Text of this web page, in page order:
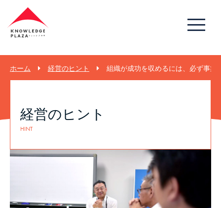
ホーム 経営のヒント 組織が成功を収めるには、必ず事業
経営のヒント
HINT